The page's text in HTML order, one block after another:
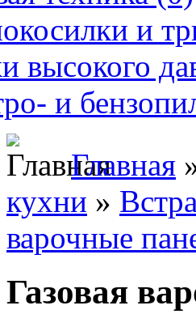
и
высокого
и
Главная
кухни »
варочные
Газовая